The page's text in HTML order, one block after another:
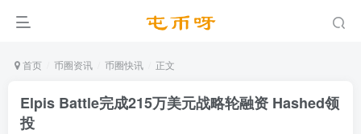
首页 币圈资讯 币圈快讯 正文
Elpis Battle完成215万美元战略轮融资 Hashed领
投